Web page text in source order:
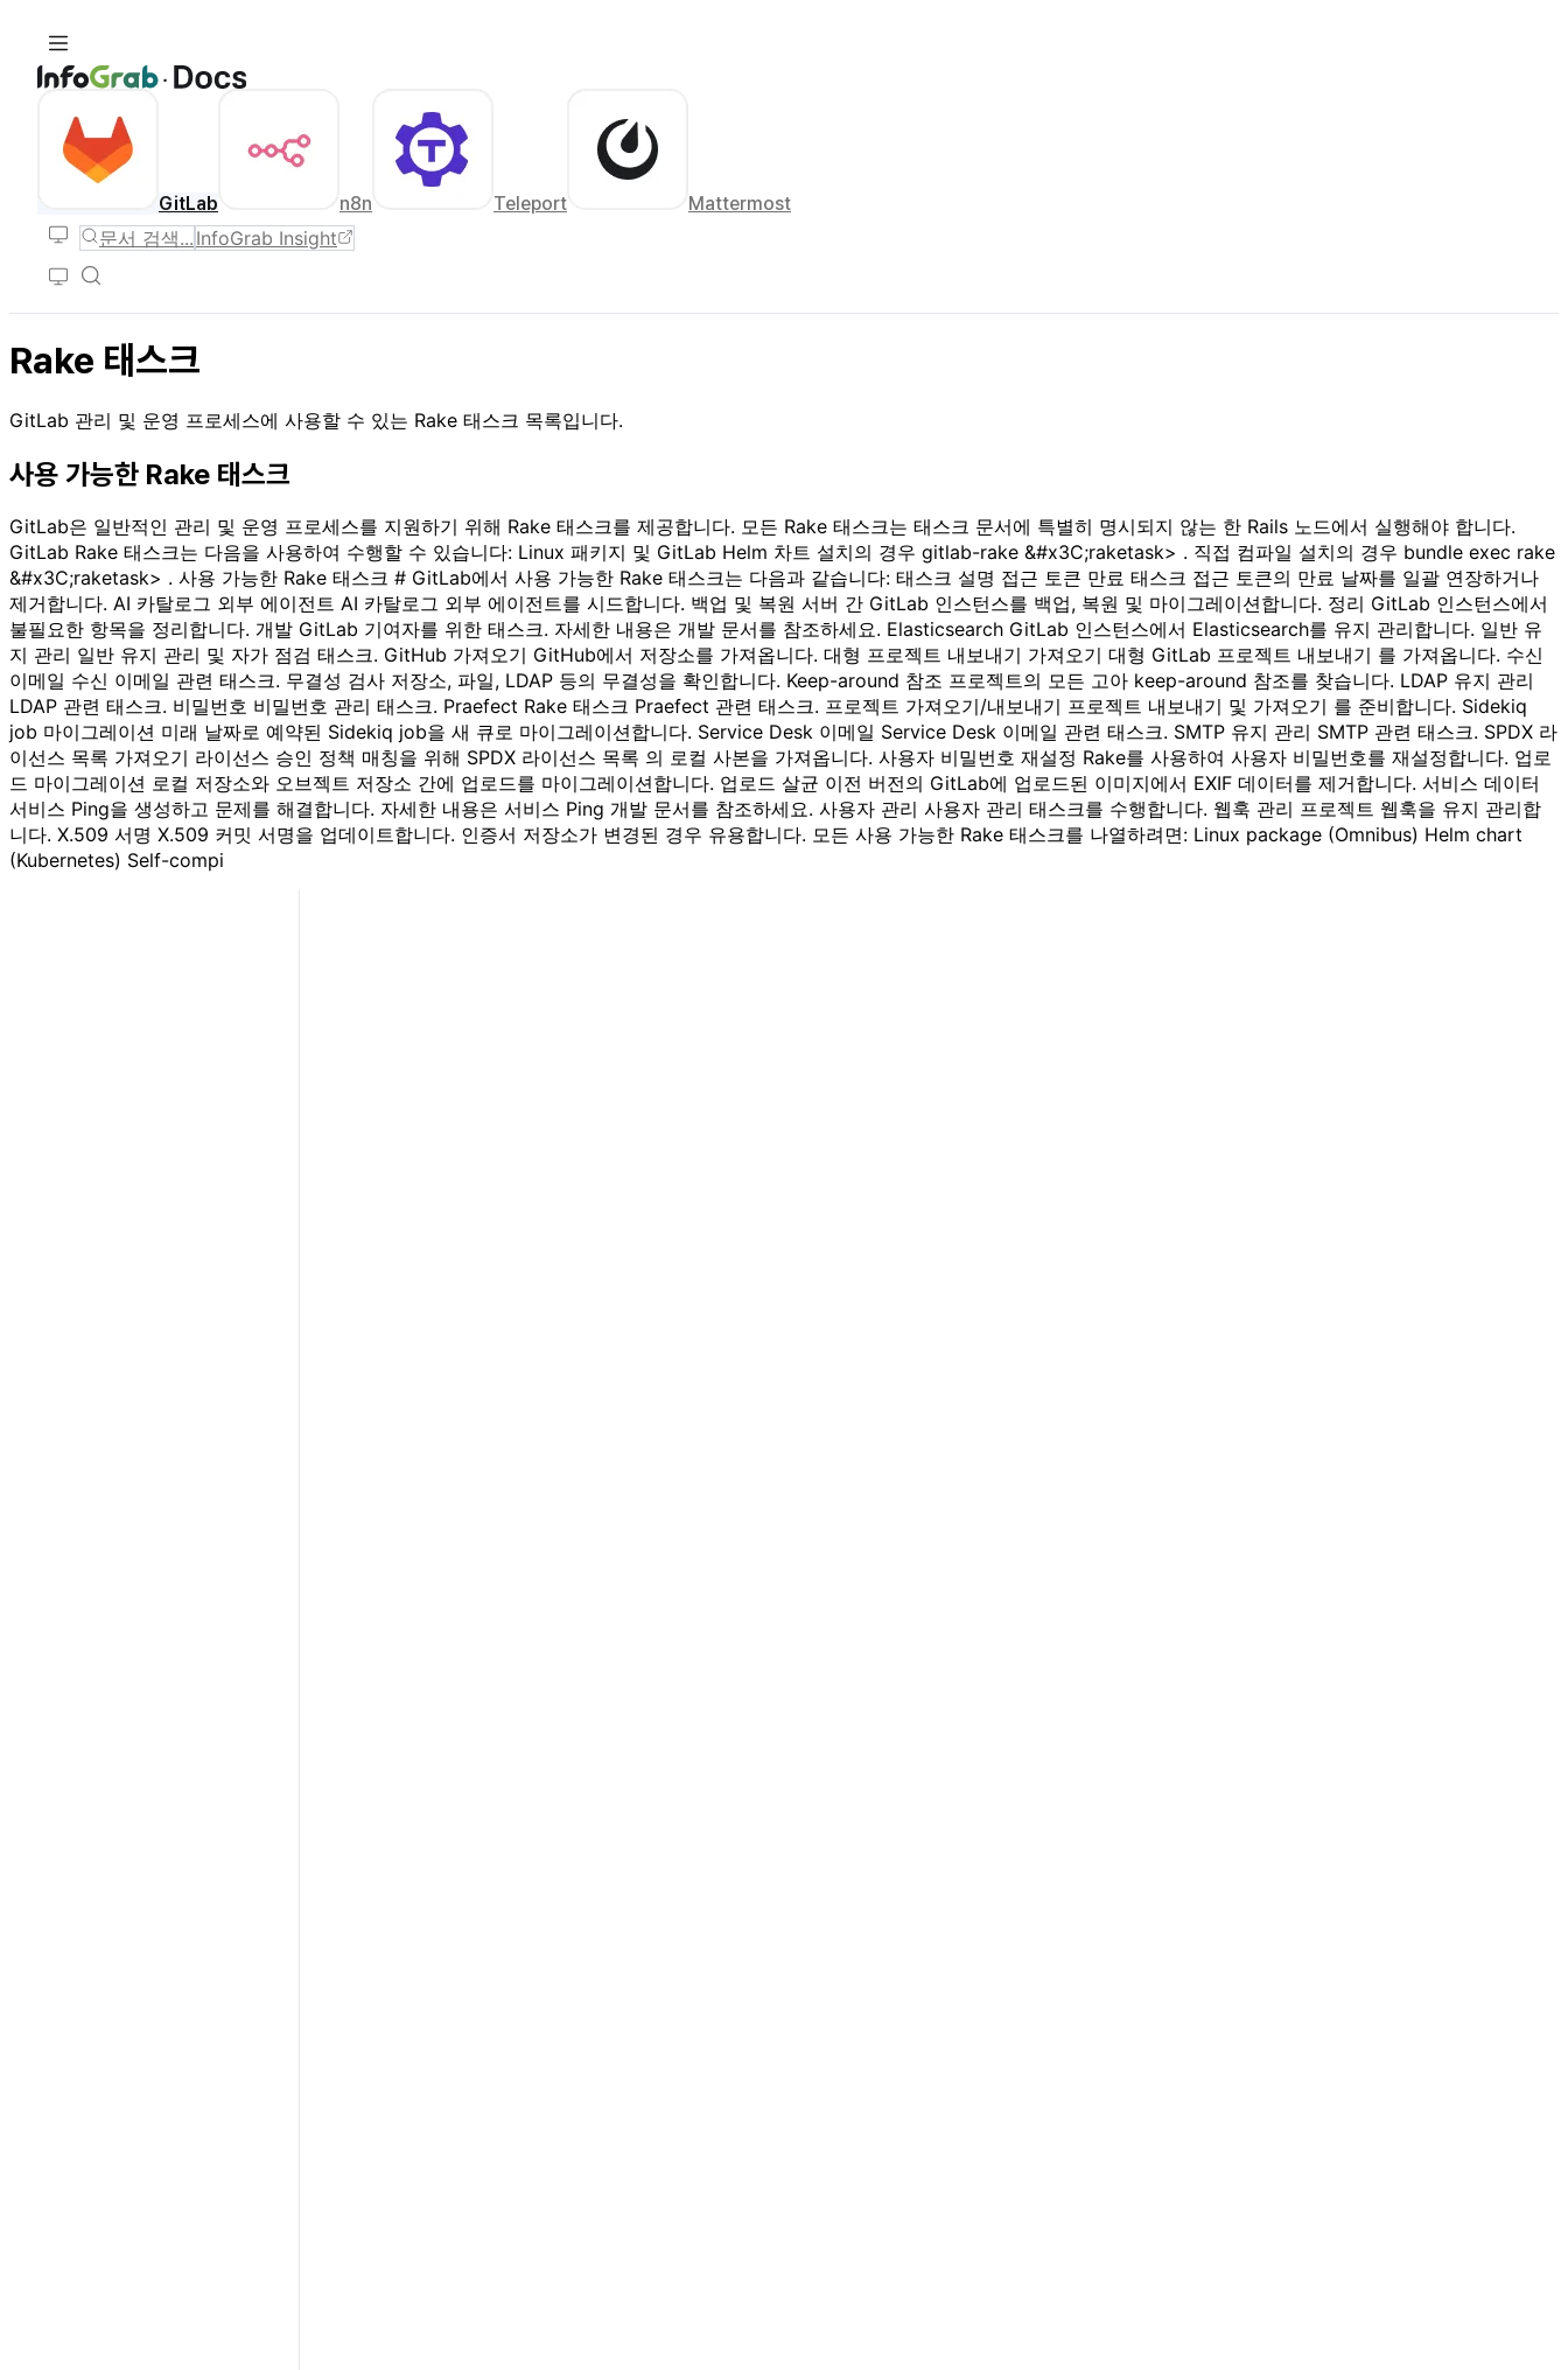
GitLab n8n Teleport Mattermost
문서 검색... InfoGrab Insight
Rake 태스크
GitLab 관리 및 운영 프로세스에 사용할 수 있는 Rake 태스크 목록입니다.
사용 가능한 Rake 태스크
GitLab은 일반적인 관리 및 운영 프로세스를 지원하기 위해 Rake 태스크를 제공합니다. 모든 Rake 태스크는 태스크 문서에 특별히 명시되지 않는 한 Rails 노드에서 실행해야 합니다.
GitLab Rake 태스크는 다음을 사용하여 수행할 수 있습니다: Linux 패키지 및 GitLab Helm 차트 설치의 경우 gitlab-rake &#x3C;raketask> . 직접 컴파일 설치의 경우 bundle exec rake
&#x3C;raketask> . 사용 가능한 Rake 태스크 # GitLab에서 사용 가능한 Rake 태스크는 다음과 같습니다: 태스크 설명 접근 토큰 만료 태스크 접근 토큰의 만료 날짜를 일괄 연장하거나
제거합니다. AI 카탈로그 외부 에이전트 AI 카탈로그 외부 에이전트를 시드합니다. 백업 및 복원 서버 간 GitLab 인스턴스를 백업, 복원 및 마이그레이션합니다. 정리 GitLab 인스턴스에서
불필요한 항목을 정리합니다. 개발 GitLab 기여자를 위한 태스크. 자세한 내용은 개발 문서를 참조하세요. Elasticsearch GitLab 인스턴스에서 Elasticsearch를 유지 관리합니다. 일반 유
지 관리 일반 유지 관리 및 자가 점검 태스크. GitHub 가져오기 GitHub에서 저장소를 가져옵니다. 대형 프로젝트 내보내기 가져오기 대형 GitLab 프로젝트 내보내기 를 가져옵니다. 수신
이메일 수신 이메일 관련 태스크. 무결성 검사 저장소, 파일, LDAP 등의 무결성을 확인합니다. Keep-around 참조 프로젝트의 모든 고아 keep-around 참조를 찾습니다. LDAP 유지 관리
LDAP 관련 태스크. 비밀번호 비밀번호 관리 태스크. Praefect Rake 태스크 Praefect 관련 태스크. 프로젝트 가져오기/내보내기 프로젝트 내보내기 및 가져오기 를 준비합니다. Sidekiq
job 마이그레이션 미래 날짜로 예약된 Sidekiq job을 새 큐로 마이그레이션합니다. Service Desk 이메일 Service Desk 이메일 관련 태스크. SMTP 유지 관리 SMTP 관련 태스크. SPDX 라
이선스 목록 가져오기 라이선스 승인 정책 매칭을 위해 SPDX 라이선스 목록 의 로컬 사본을 가져옵니다. 사용자 비밀번호 재설정 Rake를 사용하여 사용자 비밀번호를 재설정합니다. 업로
드 마이그레이션 로컬 저장소와 오브젝트 저장소 간에 업로드를 마이그레이션합니다. 업로드 살균 이전 버전의 GitLab에 업로드된 이미지에서 EXIF 데이터를 제거합니다. 서비스 데이터
서비스 Ping을 생성하고 문제를 해결합니다. 자세한 내용은 서비스 Ping 개발 문서를 참조하세요. 사용자 관리 사용자 관리 태스크를 수행합니다. 웹훅 관리 프로젝트 웹훅을 유지 관리합
니다. X.509 서명 X.509 커밋 서명을 업데이트합니다. 인증서 저장소가 변경된 경우 유용합니다. 모든 사용 가능한 Rake 태스크를 나열하려면: Linux package (Omnibus) Helm chart
(Kubernetes) Self-compi